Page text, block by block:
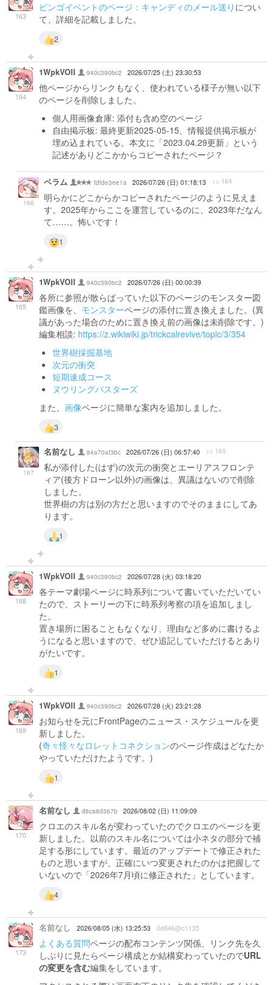
163
ビンゴイベントのページ：キャンディのメール送り につい
て、詳細を記載しました。
2
164
1WpkVOlI 940c390bc2 2026/07/25 (土) 23:30:53
他ページからリンクもなく、使われている様子が無い以下
のページを削除しました。
個人用画像倉庫: 添付も含め空のページ
自由掲示板: 最終更新2025-05-15、情報提供掲示板が
埋め込まれている。本文に「2023.04.29更新」という
記述がありどこかからコピーされたページ？
166
ベラム fdfde3ee1a 2026/07/26 (日) 01:18:13 >> 164
明らかにどこからかコピーされたページのように見えま
す。2025年からここを運営しているのに、2023年だなん
て……。怖いです！
1
165
1WpkVOlI 940c390bc2 2026/07/26 (日) 00:00:39
各所に参照が散らばっていた以下のページのモンスター図
鑑画像を、 モンスターページの添付に置き換えました。(異
議があった場合のために置き換え前の画像は未削除です。)
編集相談: https://z.wikiwiki.jp/trickcalrevive/topic/3/354
世界樹採掘基地
次元の衝突
短期速成コース
ヌウリングバスターズ
また、 画像ページに簡単な案内を追加しました。
3
167
名前なし 84a70af3bc 2026/07/26 (日) 06:57:40 >> 165
私が添付した(はず)の次元の衝突とエーリアスフロンテ
ィア(後方ドローン以外)の画像は、異議はないので削除
しました。
世界樹の方は別の方だと思いますのでそのままにしてあ
ります。
1
168
1WpkVOlI 940c390bc2 2026/07/28 (火) 03:18:20
各テーマ劇場ページに時系列について書いていただいてい
たので、ストーリーの下に時系列考察の項を追加しまし
た。
置き場所に困ることもなくなり、理由など多めに書けるよ
うになると思いますので、ぜひ追記していただけるとあり
がたいです。
1
169
1WpkVOlI 940c390bc2 2026/07/28 (火) 23:21:28
お知らせを元にFrontPageのニュース・スケジュールを更
新しました。
(奇々怪々なロレットコネクションのページ作成はどなたか
やっていただけたようです。)
1
170
名前なし d8ca8d367b 2026/08/02 (日) 11:09:09
クロエのスキル名が変わっていたのでクロエのページを更
新しました。以前のスキル名については小ネタの部分で補
足する形にしています。最近のアップデートで修正された
ものと思いますが、正確にいつ変更されたのかは把握して
いないので「2026年7月頃に修正された」としています。
4
173
名前なし 2026/08/05 (水) 13:25:53 0d846@c1135
よくある質問ページの配布コンテンツ関係、リンク先を久
しぶりに見たらページ構成とか結構変わっていたのでURL
の変更を含む編集をしています。